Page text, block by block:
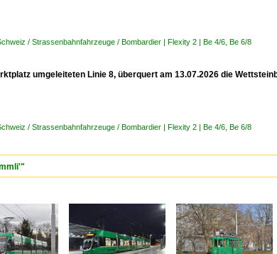
/ Strassenbahnfahrzeuge / Bombardier | Flexity 2 | Be 4/6, Be 6/8
umgeleiteten Linie 8, überquert am 13.07.2026 die
/ Strassenbahnfahrzeuge / Bombardier | Flexity 2 | Be 4/6, Be 6/8